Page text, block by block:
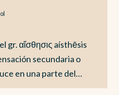
gr. αἴσθησις aísthēsis
secundaria o
en una parte del…